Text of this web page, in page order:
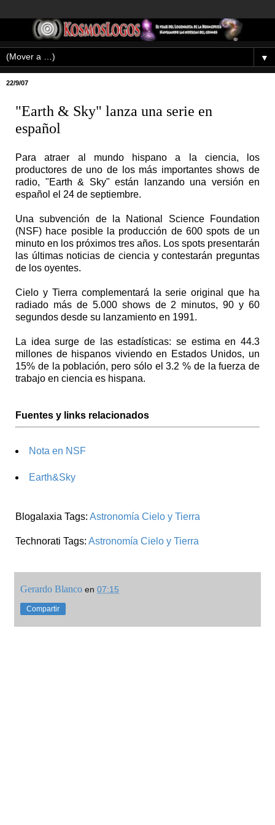
▼
22/9/07
"Earth & Sky" lanza una serie en
español
Para atraer al mundo hispano a la ciencia, los
productores de uno de los más importantes shows de
radio, "Earth & Sky" están lanzando una versión en
español el 24 de septiembre.
Una subvención de la National Science Foundation
(NSF) hace posible la producción de 600 spots de un
minuto en los próximos tres años. Los spots presentarán
las últimas noticias de ciencia y contestarán preguntas
de los oyentes.
Cielo y Tierra complementará la serie original que ha
radiado más de 5.000 shows de 2 minutos, 90 y 60
segundos desde su lanzamiento en 1991.
La idea surge de las estadísticas: se estima en 44.3
millones de hispanos viviendo en Estados Unidos, un
15% de la población, pero sólo el 3.2 % de la fuerza de
trabajo en ciencia es hispana.
Fuentes y links relacionados
Nota en NSF
Earth&Sky
Blogalaxia Tags: Astronomía Cielo y Tierra
Technorati Tags: Astronomía Cielo y Tierra
Gerardo Blanco en 07:15
Compartir